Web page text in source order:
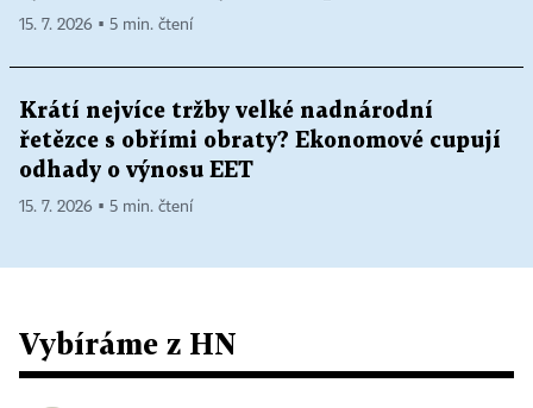
15. 7. 2026 ▪ 5 min. čtení
Krátí nejvíce tržby velké nadnárodní
řetězce s obřími obraty? Ekonomové cupují
odhady o výnosu EET
15. 7. 2026 ▪ 5 min. čtení
Vybíráme z HN